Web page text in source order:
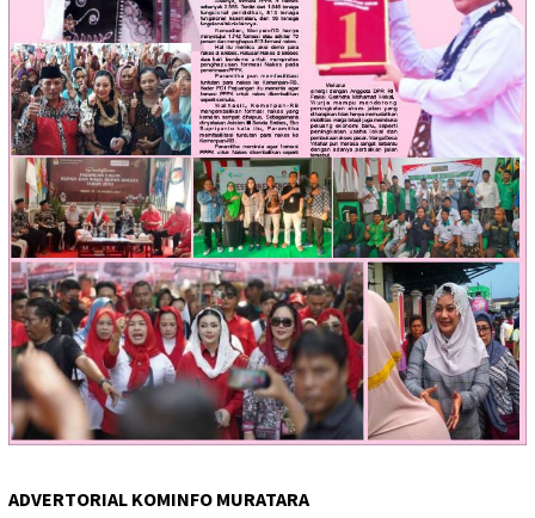
ADVERTORIAL KOMINFO MURATARA